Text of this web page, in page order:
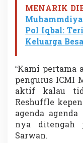
MENARIK
Pol Iqbal:
Keluarga
“Kami pertama
pengurus ICMI
aktif kalau
Reshuffle
agenda
nya ditengah
Sarwan.